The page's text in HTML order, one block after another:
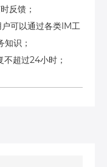
反馈；
户可以通过各类IM工
识；
超过24小时；